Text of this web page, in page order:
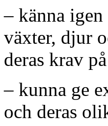
– känna
växter, djur
deras krav
– kunna ge
och deras